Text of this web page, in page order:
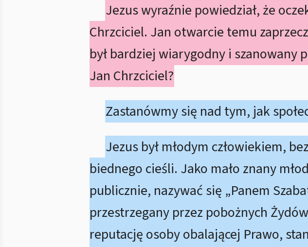
Jezus wyraźnie powiedział, że
Chrzciciel. Jan otwarcie temu
był bardziej wiarygodny i szanowany
Jan Chrzciciel?
Zastanówmy się nad tym, jak
Jezus był młodym człowiekiem,
biednego cieśli. Jako mało znany
publicznie, nazywać się „Panem
przestrzegany przez pobożnych
reputację osoby obalającej Prawo,